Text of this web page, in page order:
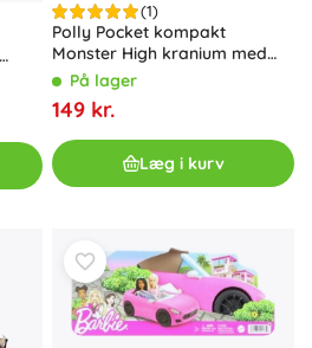
(1)
Polly Pocket kompakt
Monster High kranium med
skatepark og skole
På lager
149 kr.
Læg i kurv